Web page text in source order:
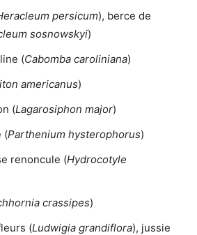
persicum), berce de
sosnowskyi)
(Cabomba caroliniana)
americanus)
(Lagarosiphon major)
(Parthenium hysterophorus)
renoncule (Hydrocotyle
crassipes)
(Ludwigia grandiflora), jussie